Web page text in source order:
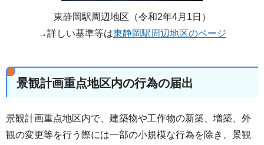
東静岡駅周辺地区（令和2年4月1日）
→詳しい基準等は東静岡駅周辺地区のページ
景観計画重点地区内の行為の届出
景観計画重点地区内で、建築物や工作物の新築、増築、外
観の変更等を行う際には一部の小規模な行為を除き、景観